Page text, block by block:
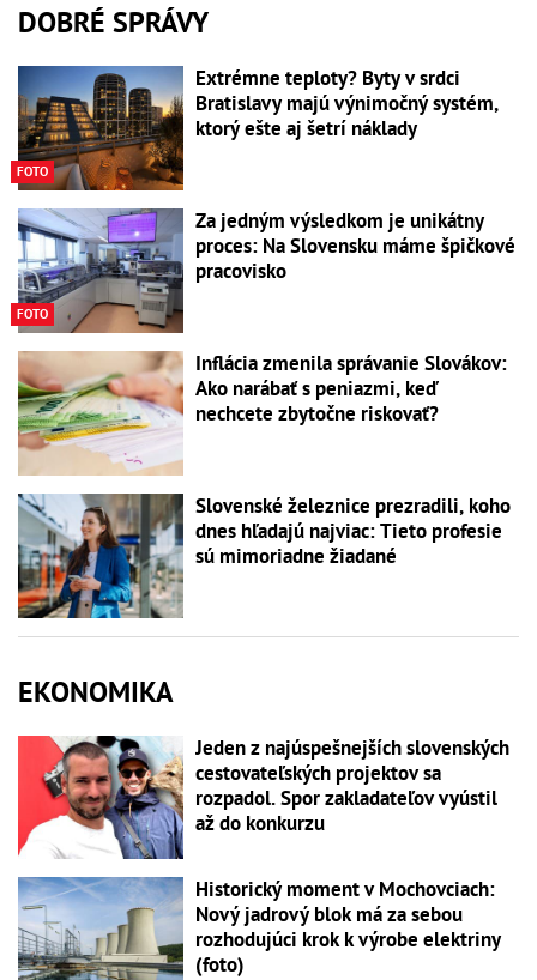
DOBRÉ SPRÁVY
FOTO
Extrémne teploty? Byty v srdci
Bratislavy majú výnimočný systém,
ktorý ešte aj šetrí náklady
FOTO
Za jedným výsledkom je unikátny
proces: Na Slovensku máme špičkové
pracovisko
Inflácia zmenila správanie Slovákov:
Ako narábať s peniazmi, keď
nechcete zbytočne riskovať?
Slovenské železnice prezradili, koho
dnes hľadajú najviac: Tieto profesie
sú mimoriadne žiadané
EKONOMIKA
Jeden z najúspešnejších slovenských
cestovateľských projektov sa
rozpadol. Spor zakladateľov vyústil
až do konkurzu
Historický moment v Mochovciach:
Nový jadrový blok má za sebou
rozhodujúci krok k výrobe elektriny
(foto)